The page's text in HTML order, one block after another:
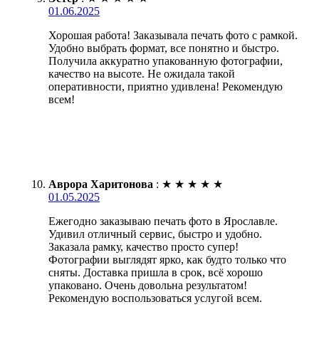
01.06.2025
Хорошая работа! Заказывала печать фото с рамкой.
Удобно выбрать формат, все понятно и быстро.
Получила аккуратно упакованную фотографии,
качество на высоте. Не ожидала такой
оперативности, приятно удивлена! Рекомендую
всем!
Аврора Харитонова : ★ ★ ★ ★ ★
01.05.2025
Ежегодно заказываю печать фото в Ярославле.
Удивил отличный сервис, быстро и удобно.
Заказала рамку, качество просто супер!
Фотографии выглядят ярко, как будто только что
сняты. Доставка пришла в срок, всё хорошо
упаковано. Очень довольна результатом!
Рекомендую воспользоваться услугой всем.